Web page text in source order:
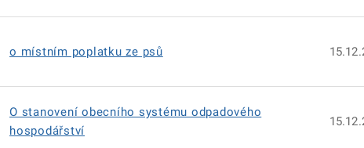
o místním poplatku ze psů
O stanovení obecního systému odpadového
hospodářství